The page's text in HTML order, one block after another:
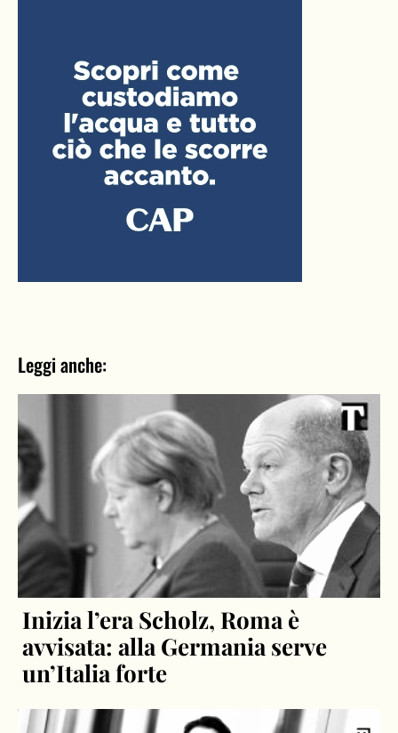
Leggi anche:
Inizia l’era Scholz, Roma è
avvisata: alla Germania serve
un’Italia forte